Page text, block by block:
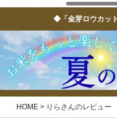
◆「金芽ロウカッ
HOME りらさんのレビュー